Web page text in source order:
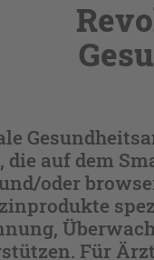
die auf dem
oder
Für